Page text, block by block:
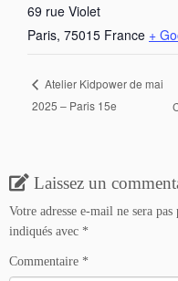
69 rue Violet
Paris, 75015 France +
Atelier Kidpower de mai
2025 – Paris 15e
Laissez un
Votre adresse e-mail ne sera pas
indiqués avec *
Commentaire *